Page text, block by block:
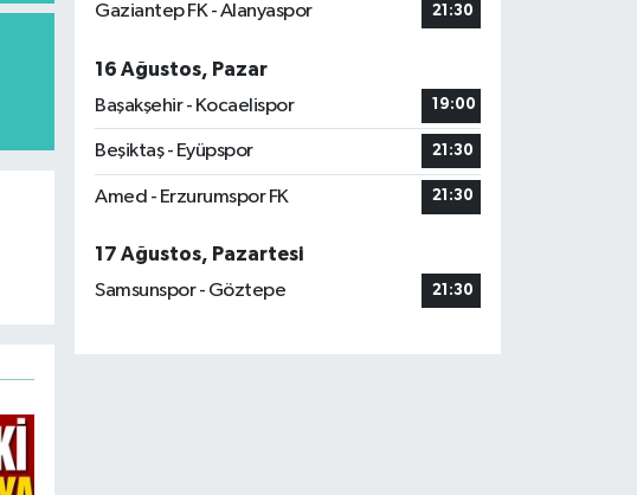
Gaziantep FK - Alanyaspor 21:30
16 Ağustos, Pazar
Başakşehir - Kocaelispor
19:00
Beşiktaş - Eyüpspor 21:30
Amed - Erzurumspor FK 21:30
17 Ağustos, Pazartesi
Samsunspor - Göztepe
21:30